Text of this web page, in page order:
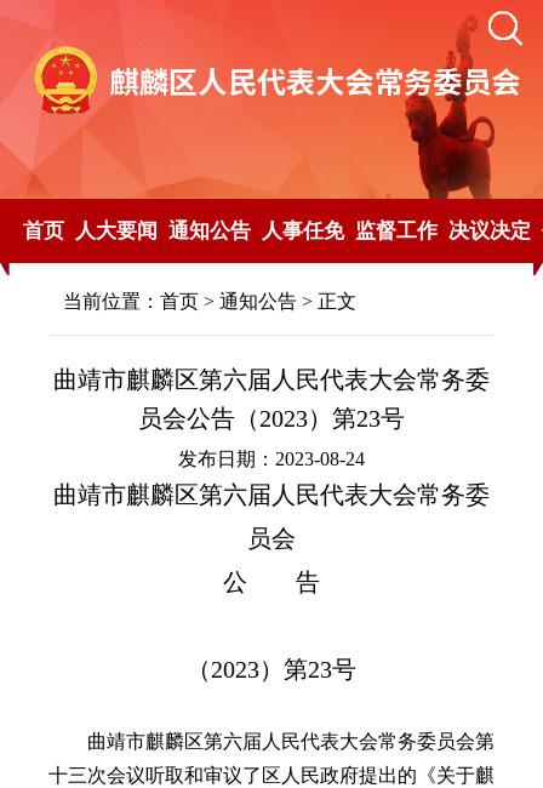
首页 人大要闻 通知公告 人事任免 监督工作 决议决定
当前位置： 首页 > 通知公告 > 正文
曲靖市麒麟区第六届人民代表大会常务委
员会公告（2023）第23号
发布日期：2023-08-24
曲靖市麒麟区第六届人民代表大会常务委
员会
公 告
（2023）第23号
曲靖市麒麟区第六届人民代表大会常务委员会第
十三次会议听取和审议了区人民政府提出的《关于麒